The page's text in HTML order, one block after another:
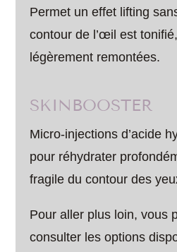
Permet un effet lifting
contour de l’œil est
légèrement remontées.
SKINBOOSTER
Micro-injections d’acide
pour réhydrater
fragile du contour des
Pour aller plus loin, vous
consulter les options